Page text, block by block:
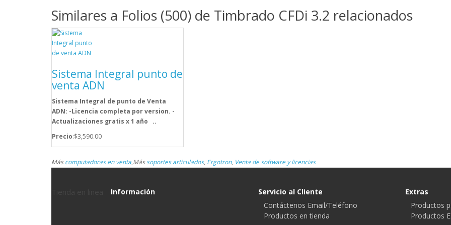
Similares a Folios (500) de Timbrado CFDi 3.2 relacionados
Sistema Integral punto de
venta ADN
Sistema Integral de punto de Venta
ADN: -Licencia completa por version. -
Actualizaciones gratis x 1 año ..
Precio:$3,590.00
Máscomputadoras en venta,Mássoportes articulados, Ergotron, Venta de software y licencias
Información
Servicio al Cliente
Contáctenos Email/Teléfono
Productos en tienda
Extras
Productos
Productos